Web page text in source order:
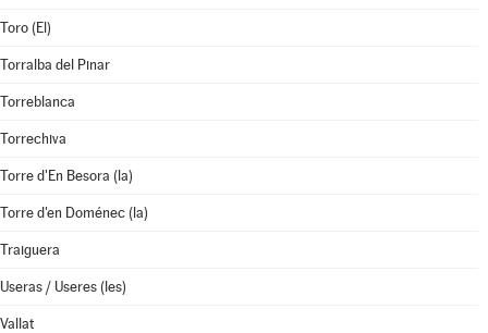
Toro (El)
Torralba del Pinar
Torreblanca
Torrechiva
Torre d'En Besora (la)
Torre d'en Doménec (la)
Traiguera
Useras / Useres (les)
Vallat